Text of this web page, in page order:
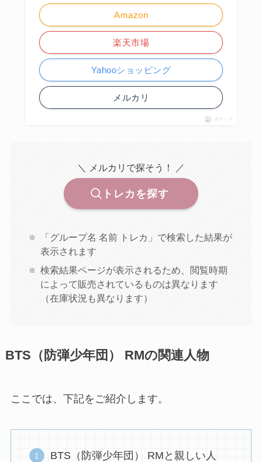
Amazon
楽天市場
Yahooショッピング
メルカリ
ポチップ
＼ メルカリで探そう！ ／
トレカを探す
「グループ名 名前 トレカ」で検索した結果が
表示されます
検索結果ページが表示されるため、閲覧時期
によって販売されているものは異なります
（在庫状況も異なります）
BTS（防弾少年団） RMの関連人物
ここでは、下記をご紹介します。
BTS（防弾少年団） RMと親しい人